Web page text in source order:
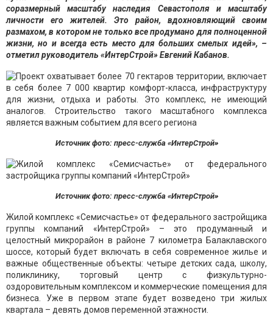
соразмерный масштабу наследия Севастополя и масштабу
личности его жителей. Это район, вдохновляющий своим
размахом, в котором не только все продумано для полноценной
жизни, но и всегда есть место для больших смелых идей», –
отметил руководитель «ИнтерСтрой» Евгений Кабанов.
Источник фото: пресс-служба «ИнтерСтрой»
Источник фото: пресс-служба «ИнтерСтрой»
Жилой комплекс «Семисчастье» от федерального застройщика
группы компаний «ИнтерСтрой» – это продуманный и
целостный микрорайон в районе 7 километра Балаклавского
шоссе, который будет включать в себя современное жилье и
важные общественные объекты: четыре детских сада, школу,
поликлинику, торговый центр с физкультурно-
оздоровительным комплексом и коммерческие помещения для
бизнеса. Уже в первом этапе будет возведено три жилых
квартала – девять домов переменной этажности.